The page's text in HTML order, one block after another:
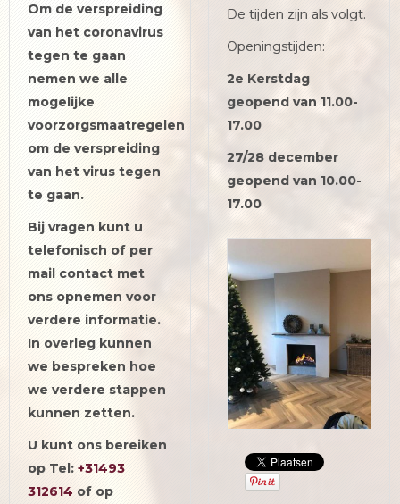
Om de verspreiding
van het coronavirus
tegen te gaan
nemen we alle
mogelijke
voorzorgsmaatregelen
om de verspreiding
van het virus tegen
te gaan.
Bij vragen kunt u
telefonisch of per
mail contact met
ons opnemen voor
verdere informatie.
In overleg kunnen
we bespreken hoe
we verdere stappen
kunnen zetten.
U kunt ons bereiken
op Tel: +31493
312614 of op
De tijden zijn als volgt.
Openingstijden:
2e Kerstdag
geopend van 11.00-
17.00
27/28 december
geopend van 10.00-
17.00